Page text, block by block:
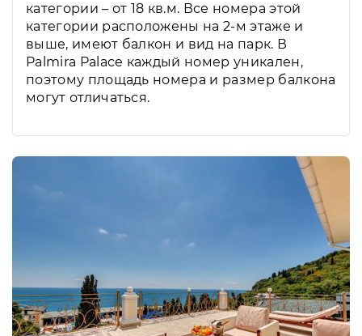
категории – от 18 кв.м. Все номера этой
категории расположены на 2-м этаже и
выше, имеют балкон и вид на парк. В
Palmira Palace каждый номер уникален,
поэтому площадь номера и размер балкона
могут отличаться.